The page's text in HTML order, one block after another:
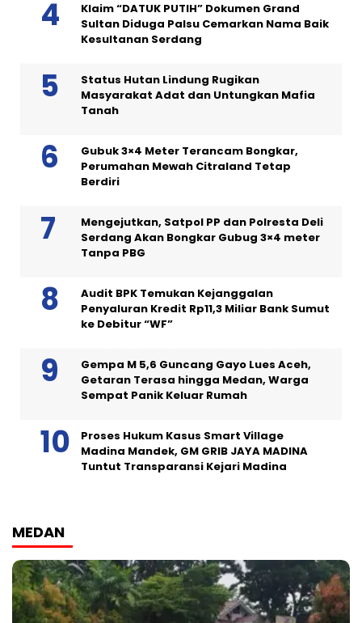
Klaim “DATUK PUTIH” Dokumen Grand
Sultan Diduga Palsu Cemarkan Nama Baik
Kesultanan Serdang
Status Hutan Lindung Rugikan
Masyarakat Adat dan Untungkan Mafia
Tanah
Gubuk 3×4 Meter Terancam Bongkar,
Perumahan Mewah Citraland Tetap
Berdiri
Mengejutkan, Satpol PP dan Polresta Deli
Serdang Akan Bongkar Gubug 3×4 meter
Tanpa PBG
Audit BPK Temukan Kejanggalan
Penyaluran Kredit Rp11,3 Miliar Bank Sumut
ke Debitur “WF”
Gempa M 5,6 Guncang Gayo Lues Aceh,
Getaran Terasa hingga Medan, Warga
Sempat Panik Keluar Rumah
Proses Hukum Kasus Smart Village
Madina Mandek, GM GRIB JAYA MADINA
Tuntut Transparansi Kejari Madina
MEDAN